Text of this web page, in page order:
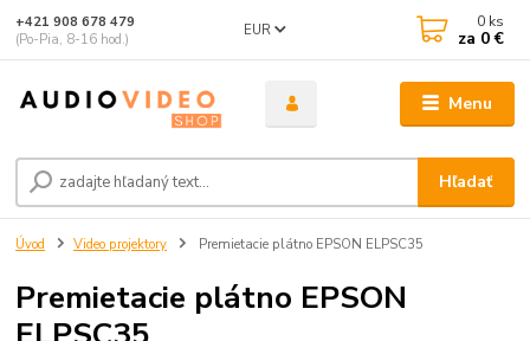
Menu
EUR
Hľadať
+421 908 678 479
(Po-Pia, 8-16 hod.)
0 ks
za 0 €
Úvod Video projektory Premietacie plátno EPSON ELPSC35
Premietacie plátno EPSON